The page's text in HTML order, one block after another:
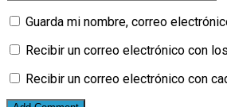
Guarda mi nombre, correo
Recibir un correo electrónico con
Recibir un correo electrónico con